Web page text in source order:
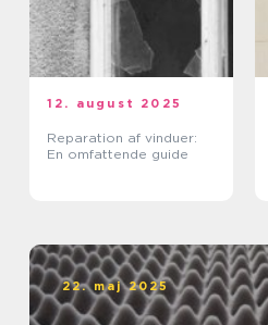
12. august 2025
Reparation af vinduer:
En omfattende guide
22. maj 2025